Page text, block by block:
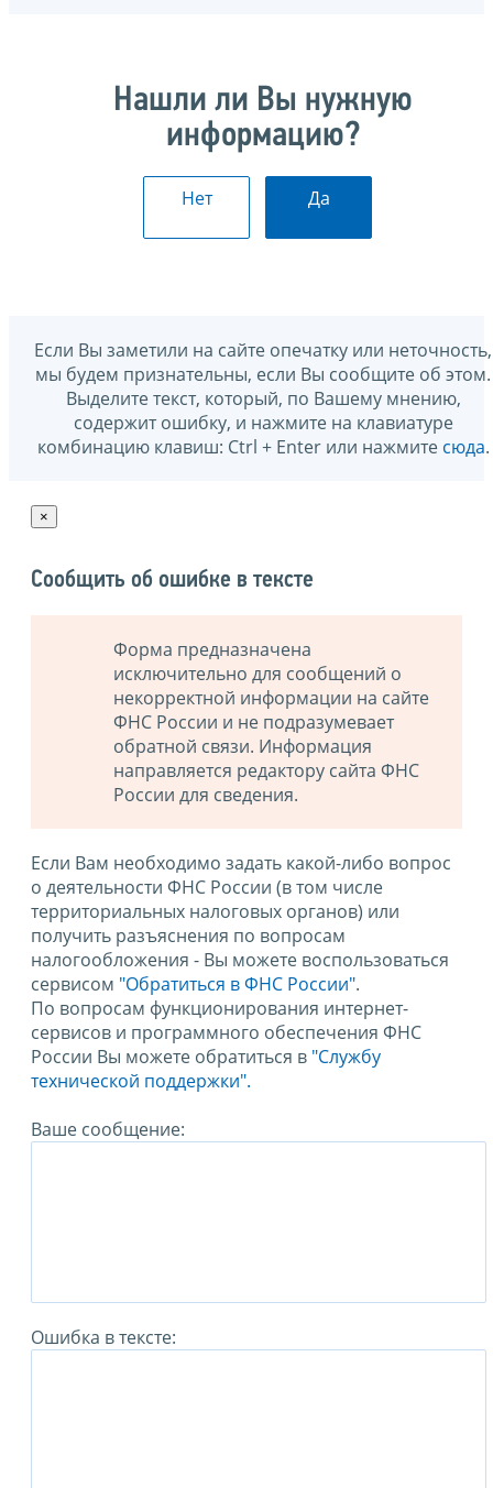
Нашли ли Вы нужную
информацию?
Нет Да
Если Вы заметили на сайте опечатку или неточность,
мы будем признательны, если Вы сообщите об этом.
Выделите текст, который, по Вашему мнению,
содержит ошибку, и нажмите на клавиатуре
комбинацию клавиш: Ctrl + Enter или нажмите сюда.
×
Сообщить об ошибке в тексте
Форма предназначена
исключительно для сообщений о
некорректной информации на сайте
ФНС России и не подразумевает
обратной связи. Информация
направляется редактору сайта ФНС
России для сведения.
Если Вам необходимо задать какой-либо вопрос
о деятельности ФНС России (в том числе
территориальных налоговых органов) или
получить разъяснения по вопросам
налогообложения - Вы можете воспользоваться
сервисом "Обратиться в ФНС России".
По вопросам функционирования интернет-
сервисов и программного обеспечения ФНС
России Вы можете обратиться в "Службу
технической поддержки".
Ваше сообщение:
Ошибка в тексте: